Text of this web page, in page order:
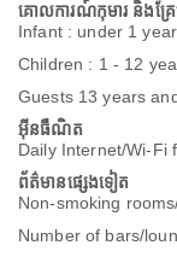
គោលការណ៍កុមារ និងគ្រែ
Infant : under 1
Children : 1 - 12
Guests 13 years
អ៊ីនធឺណិត
Daily Internet/Wi-Fi
ព័ត៌មានផ្សេងទៀត
Non-smoking
Number of bars/